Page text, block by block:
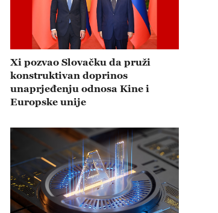
Xi pozvao Slovačku da pruži
konstruktivan doprinos
unaprjeđenju odnosa Kine i
Europske unije